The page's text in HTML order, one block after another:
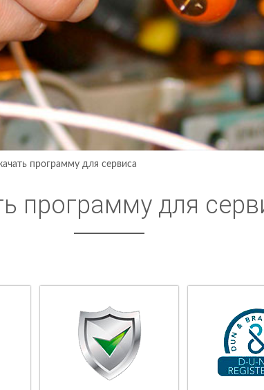
программу для сервиса
программу для